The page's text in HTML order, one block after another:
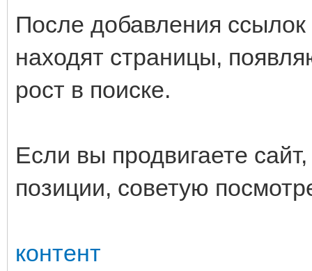
После добавления ссылок
находят страницы,
рост в поиске.
Если вы продвигаете
позиции, советую
контент